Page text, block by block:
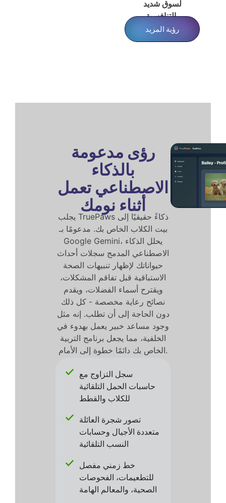
لسوق شديد
التنافسية.
رؤية المزيد
رؤى مدعومة
بالذكاء
الاصطناعي تعمل
أثناء نومك يجلب TruePaws ذكاءً حقيقيًا إلى
بيت الكلاب الخاص بك. مدعومًا بـ
Google Gemini، يحلل الذكاء
الاصطناعي المدمج سجلات أحداث
حيواناتك لإظهار تنبيهات الصحة
الاستباقية قبل تفاقم المشكلات،
ويقترح أسماء الفضلات، ويقدم
نصائح رعاية مخصصة - كل ذلك
دون الحاجة إلى أن تطلب. إنه مثل
وجود مساعد خبير يعمل بهدوء في
الخلفية، مما يجعل برنامج التربية
الخاص بك دائمًا خطوة إلى الأمام.
سجل التزاوج مع
حاسبات الحمل التلقائية
للكلاب والقطط
تصور شجرة العائلة
متعددة الأجيال وحسابات
النسب التلقائية
خط زمني مفصل
للتطعيمات، الفحوصات
الصحية، والمعالم الهامة